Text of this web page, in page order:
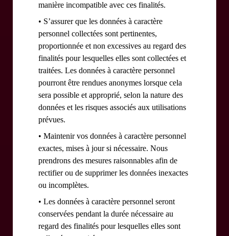
manière incompatible avec ces finalités.
• S’assurer que les données à caractère
personnel collectées sont pertinentes,
proportionnée et non excessives au regard des
finalités pour lesquelles elles sont collectées et
traitées. Les données à caractère personnel
pourront être rendues anonymes lorsque cela
sera possible et approprié, selon la nature des
données et les risques associés aux utilisations
prévues.
• Maintenir vos données à caractère personnel
exactes, mises à jour si nécessaire. Nous
prendrons des mesures raisonnables afin de
rectifier ou de supprimer les données inexactes
ou incomplètes.
• Les données à caractère personnel seront
conservées pendant la durée nécessaire au
regard des finalités pour lesquelles elles sont